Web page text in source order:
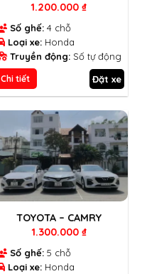
1.200.000 ₫
Số ghế:4 chỗ
Loại xe:Honda
Truyền động:Số tự động
Chi tiết Đặt xe
TOYOTA – CAMRY
1.300.000 ₫
Số ghế:5 chỗ
Loại xe:Honda